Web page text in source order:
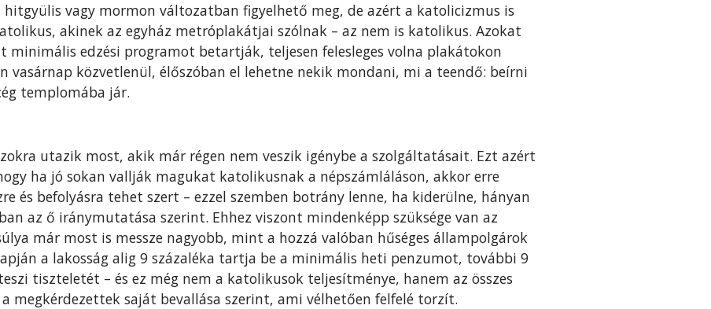
vagy mormon változatban figyelhető meg, de azért a katolicizmus is
akinek az egyház metróplakátjai szólnak – az nem is katolikus. Azokat
minimális edzési programot betartják, teljesen felesleges volna plakátokon
vasárnap közvetlenül, élőszóban el lehetne nekik mondani, mi a teendő: beírni
templomába jár.
utazik most, akik már régen nem veszik igénybe a szolgáltatásait. Ezt azért
ha jó sokan vallják magukat katolikusnak a népszámláláson, akkor erre
és befolyásra tehet szert – ezzel szemben botrány lenne, ha kiderülne, hányan
az ő iránymutatása szerint. Ehhez viszont mindenképp szüksége van az
már most is messze nagyobb, mint a hozzá valóban hűséges állampolgárok
a lakosság alig 9 százaléka tartja be a minimális heti penzumot, további 9
tiszteletét – és ez még nem a katolikusok teljesítménye, hanem az összes
megkérdezettek saját bevallása szerint, ami vélhetően felfelé torzít.